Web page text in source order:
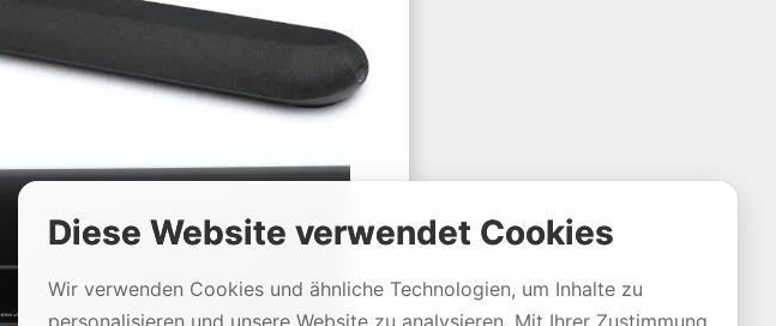
Diese Website verwendet Cookies
Wir verwenden Cookies und ähnliche Technologien, um Inhalte zu
personalisieren und unsere Website zu analysieren. Mit Ihrer Zustimmung